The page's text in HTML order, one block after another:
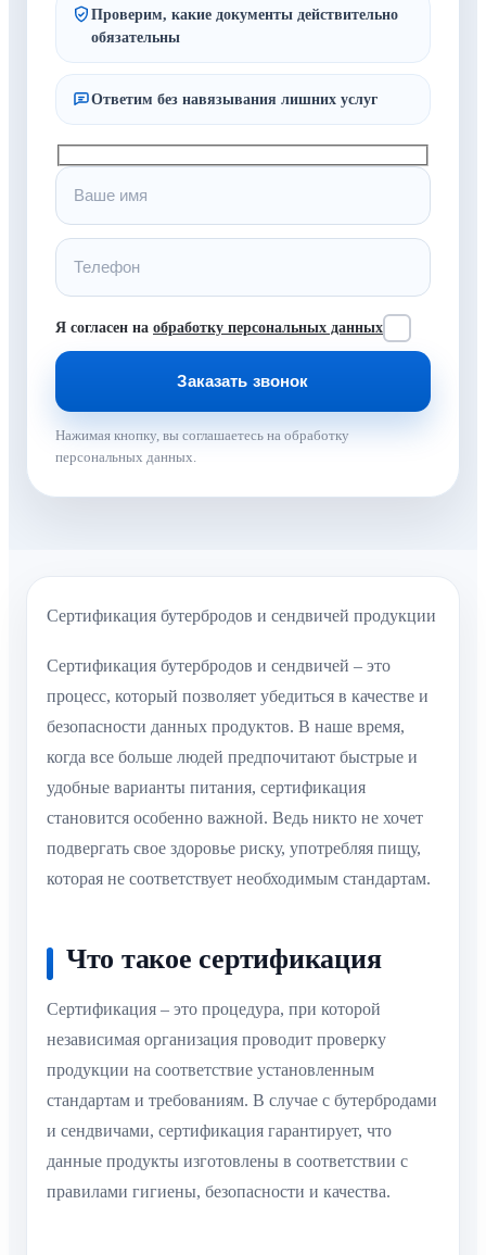
Проверим, какие документы действительно
обязательны
Ответим без навязывания лишних услуг
Я согласен на обработку персональных данных
Нажимая кнопку, вы соглашаетесь на обработку
персональных данных.
Сертификация бутербродов и сендвичей продукции
Сертификация бутербродов и сендвичей – это
процесс, который позволяет убедиться в качестве и
безопасности данных продуктов. В наше время,
когда все больше людей предпочитают быстрые и
удобные варианты питания, сертификация
становится особенно важной. Ведь никто не хочет
подвергать свое здоровье риску, употребляя пищу,
которая не соответствует необходимым стандартам.
Что такое сертификация
Сертификация – это процедура, при которой
независимая организация проводит проверку
продукции на соответствие установленным
стандартам и требованиям. В случае с бутербродами
и сендвичами, сертификация гарантирует, что
данные продукты изготовлены в соответствии с
правилами гигиены, безопасности и качества.